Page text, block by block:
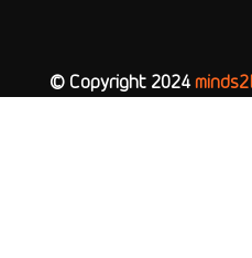
© Copyright 2024